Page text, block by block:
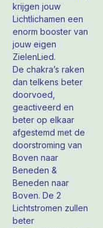
krijgen jouw
Lichtlichamen een
enorm booster van
jouw eigen
ZielenLied.
De chakra’s raken
dan telkens beter
doorvoed,
geactiveerd en
beter op elkaar
afgestemd met de
doorstroming van
Boven naar
Beneden &
Beneden naar
Boven. De 2
Lichtstromen zullen
beter